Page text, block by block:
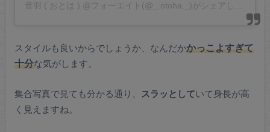
スタイルも良いからでしょうか、なんだかかっこよすぎて
十分な気がします。
集合写真で見ても分かる通り、 スラッとしていて身長が高
く見えますね。